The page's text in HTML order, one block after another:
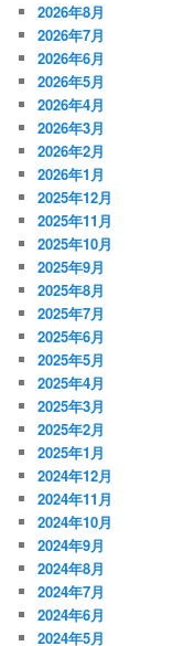
2026年8月
2026年7月
2026年6月
2026年5月
2026年4月
2026年3月
2026年2月
2026年1月
2025年12月
2025年11月
2025年10月
2025年9月
2025年8月
2025年7月
2025年6月
2025年5月
2025年4月
2025年3月
2025年2月
2025年1月
2024年12月
2024年11月
2024年10月
2024年9月
2024年8月
2024年7月
2024年6月
2024年5月